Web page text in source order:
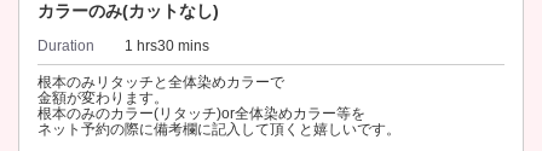
カラーのみ(カットなし)
Duration 1 hrs30 mins
根本のみリタッチと全体染めカラーで
金額が変わります。
根本のみのカラー(リタッチ)or全体染めカラー等を
ネット予約の際に備考欄に記入して頂くと嬉しいです。